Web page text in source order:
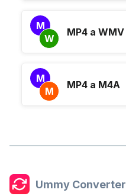
M
W
MP4 a WMV
M
M
MP4 a M4A
Ummy Converter